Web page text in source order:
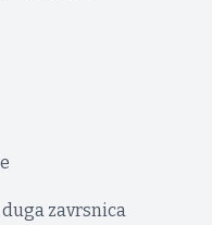
zavrsnica